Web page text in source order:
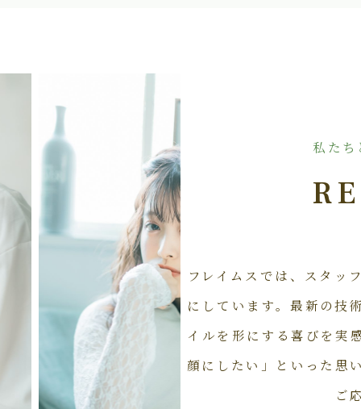
私たち
フレイムスでは、スタッ
にしています。最新の技
イルを形にする喜びを実
顔にしたい」といった思
ご